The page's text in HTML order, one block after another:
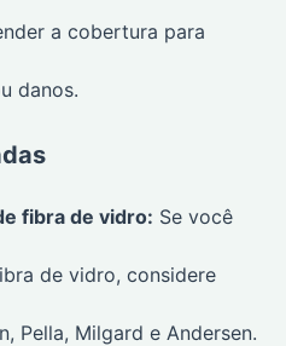
a cobertura para
danos.
fibra de vidro: Se você
de vidro, considere
Pella, Milgard e Andersen.